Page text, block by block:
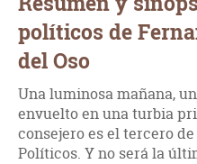
políticos de
del Oso
Una luminosa mañana,
envuelto en una turbia
consejero es el tercero
Políticos. Y no será la